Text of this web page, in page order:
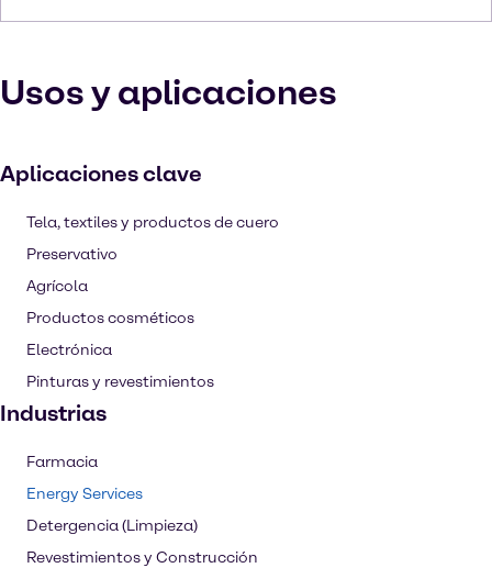
Usos y aplicaciones
Aplicaciones clave
Tela, textiles y productos de cuero
Preservativo
Agrícola
Productos cosméticos
Electrónica
Pinturas y revestimientos
Industrias
Farmacia
Energy Services
Detergencia (Limpieza)
Revestimientos y Construcción